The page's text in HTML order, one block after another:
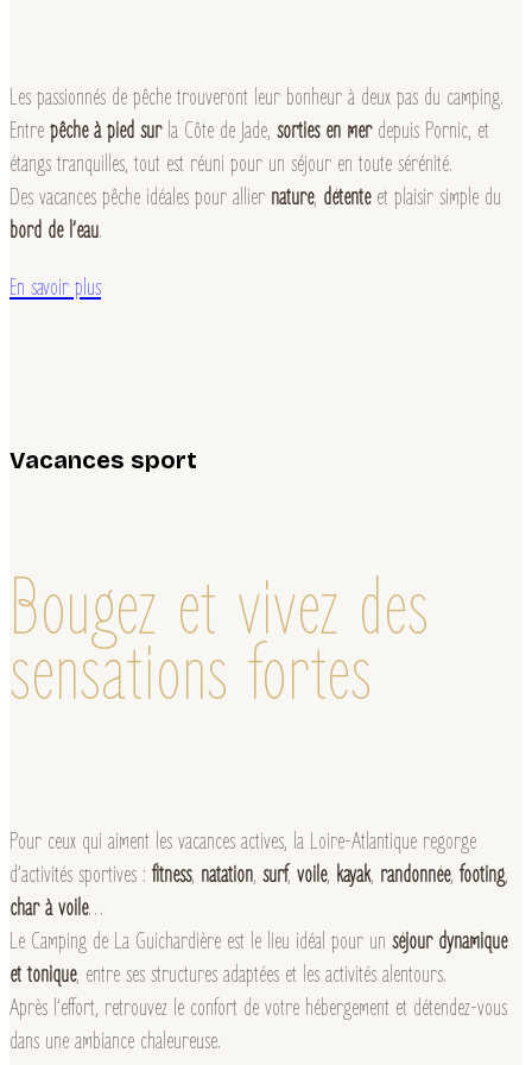
Les passionnés de pêche trouveront leur bonheur à deux pas du camping.
Entre pêche à pied surla Côte de Jade, sorties en mer depuis Pornic, et
étangs tranquilles, tout est réuni pour un séjour en toute sérénité.
Des vacances pêche idéales pour allier nature, détente et plaisir simple du
bord de l’eau.
En savoir plus
Vacances sport
Bougez et vivez des
sensations fortes
Pour ceux qui aiment les vacances actives, la Loire-Atlantique regorge
d’activités sportives : fitness, natation, surf, voile, kayak, randonnée, footing,
char à voile…
Le Camping de La Guichardière est le lieu idéal pour un séjour dynamique
et tonique, entre ses structures adaptées et les activités alentours.
Après l’effort, retrouvez le confort de votre hébergement et détendez-vous
dans une ambiance chaleureuse.